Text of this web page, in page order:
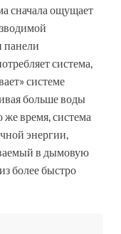
сначала ощущает
панели
система,
системе
больше воды
же время, система
энергии,
в дымовую
более быстро